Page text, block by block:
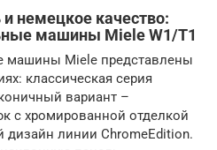
немецкое качество:
машины Miele W1/T1
машины Miele представлены
классическая серия
вариант –
с хромированной отделкой
дизайн линии ChromeEdition.